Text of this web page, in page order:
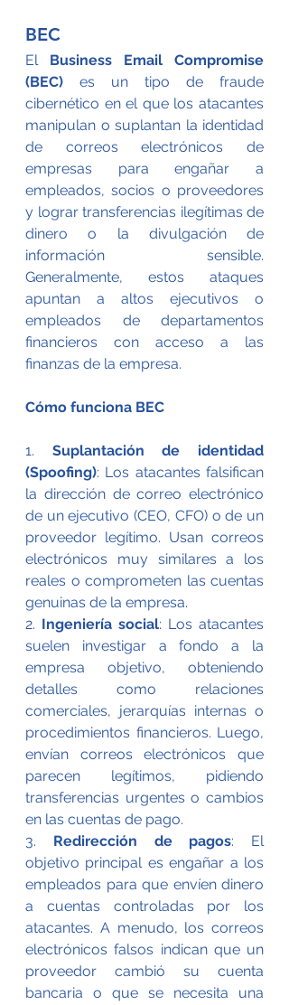
BEC
El Business Email Compromise
(BEC) es un tipo de fraude
cibernético en el que los atacantes
manipulan o suplantan la identidad
de correos electrónicos de
empresas para engañar a
empleados, socios o proveedores
y lograr transferencias ilegítimas de
dinero o la divulgación de
información sensible.
Generalmente, estos ataques
apuntan a altos ejecutivos o
empleados de departamentos
financieros con acceso a las
finanzas de la empresa.
Cómo funciona BEC
1. Suplantación de identidad
(Spoofing): Los atacantes falsifican
la dirección de correo electrónico
de un ejecutivo (CEO, CFO) o de un
proveedor legítimo. Usan correos
electrónicos muy similares a los
reales o comprometen las cuentas
genuinas de la empresa.
2. Ingeniería social: Los atacantes
suelen investigar a fondo a la
empresa objetivo, obteniendo
detalles como relaciones
comerciales, jerarquías internas o
procedimientos financieros. Luego,
envían correos electrónicos que
parecen legítimos, pidiendo
transferencias urgentes o cambios
en las cuentas de pago.
3. Redirección de pagos: El
objetivo principal es engañar a los
empleados para que envíen dinero
a cuentas controladas por los
atacantes. A menudo, los correos
electrónicos falsos indican que un
proveedor cambió su cuenta
bancaria o que se necesita una